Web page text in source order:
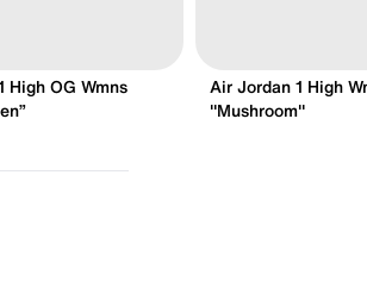
High OG Wmns
Air Jordan 1 High
"Mushroom"